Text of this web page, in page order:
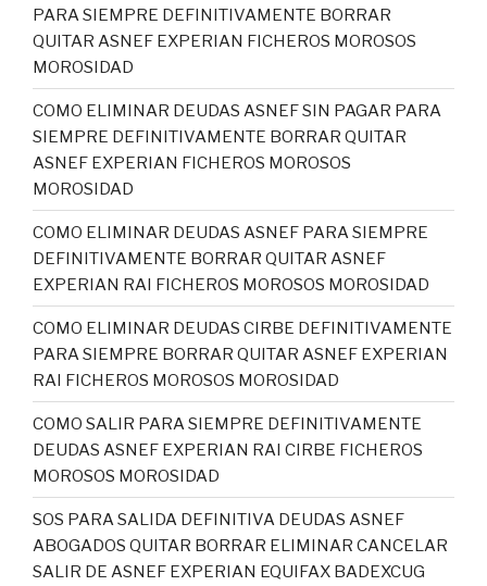
PARA SIEMPRE DEFINITIVAMENTE BORRAR
QUITAR ASNEF EXPERIAN FICHEROS MOROSOS
MOROSIDAD
COMO ELIMINAR DEUDAS ASNEF SIN PAGAR PARA
SIEMPRE DEFINITIVAMENTE BORRAR QUITAR
ASNEF EXPERIAN FICHEROS MOROSOS
MOROSIDAD
COMO ELIMINAR DEUDAS ASNEF PARA SIEMPRE
DEFINITIVAMENTE BORRAR QUITAR ASNEF
EXPERIAN RAI FICHEROS MOROSOS MOROSIDAD
COMO ELIMINAR DEUDAS CIRBE DEFINITIVAMENTE
PARA SIEMPRE BORRAR QUITAR ASNEF EXPERIAN
RAI FICHEROS MOROSOS MOROSIDAD
COMO SALIR PARA SIEMPRE DEFINITIVAMENTE
DEUDAS ASNEF EXPERIAN RAI CIRBE FICHEROS
MOROSOS MOROSIDAD
SOS PARA SALIDA DEFINITIVA DEUDAS ASNEF
ABOGADOS QUITAR BORRAR ELIMINAR CANCELAR
SALIR DE ASNEF EXPERIAN EQUIFAX BADEXCUG